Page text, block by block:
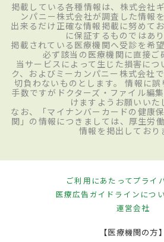
掲載している各種情報は、株式会社
ンパニー株式会社が調査した情報
出来るだけ正確な情報掲載に努めて
に保証するものではあり
掲載されている医療機関へ受診を希
必ず該当の医療機関に直接ご
当サービスによって生じた損害につ
ク、およびミーカンパニー株式会社
切負わないものとします。 情報に
手数ですがドクターズ・ファイル編
けますようお願いいた
なお、「マイナンバーカードの健康
関」の情報につきましては、厚生労
情報を掲出しており
ご利用にあたってプライ
医療広告ガイドラインにつ
運営会社
【医療機関の方】